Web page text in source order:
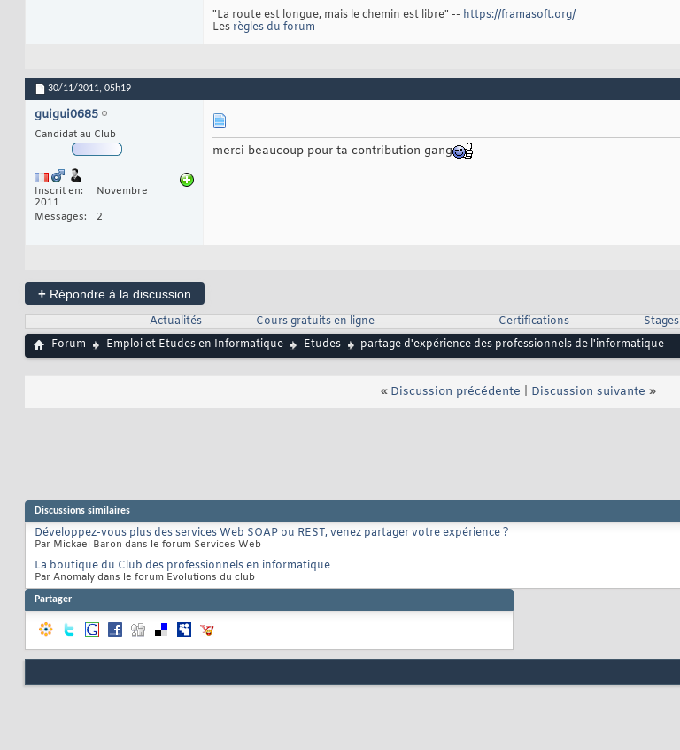
"La route est longue, mais le chemin est libre" -- https://framasoft.org/
Les règles du forum
30/11/2011, 05h19
guigui0685
Candidat au Club
Inscrit en
Novembre
2011
Messages
2
merci beaucoup pour ta contribution gang
+ Répondre à la discussion
Actualités
Cours gratuits en ligne Certifications Stages
Forum
Emploi et Etudes en Informatique Etudes partage d'expérience des professionnels de l'informatique
« Discussion précédente Discussion suivante »
Discussions similaires
Développez-vous plus des services Web SOAP ou REST, venez partager votre expérience ?
Par Mickael Baron dans le forum Services Web
La boutique du Club des professionnels en informatique
Par Anomaly dans le forum Evolutions du club
Partager